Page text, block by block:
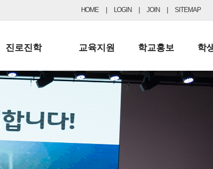
HOME LOGIN JOIN SITEMAP
진로진학
공지사항 및 입시자료
드림레터
교육지원
행정실
학교운영위원회
학교건축기금
학교홍보
보도자료
학